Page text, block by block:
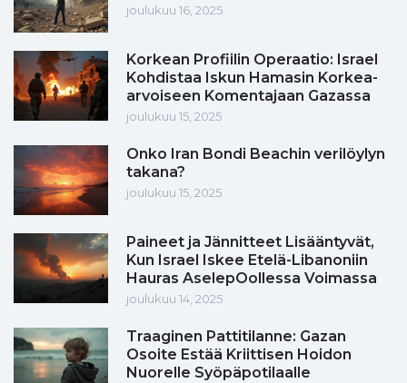
joulukuu 16, 2025
Korkean Profiilin Operaatio: Israel
Kohdistaa Iskun Hamasin Korkea-
arvoiseen Komentajaan Gazassa
joulukuu 15, 2025
Onko Iran Bondi Beachin verilöylyn
takana?
joulukuu 15, 2025
Paineet ja Jännitteet Lisääntyvät,
Kun Israel Iskee Etelä-Libanoniin
Hauras AselepOollessa Voimassa
joulukuu 14, 2025
Traaginen Pattitilanne: Gazan
Osoite Estää Kriittisen Hoidon
Nuorelle Syöpäpotilaalle